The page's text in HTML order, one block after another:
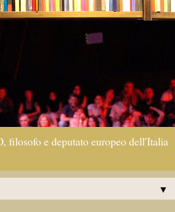
e deputato europeo dell'Italia
▼